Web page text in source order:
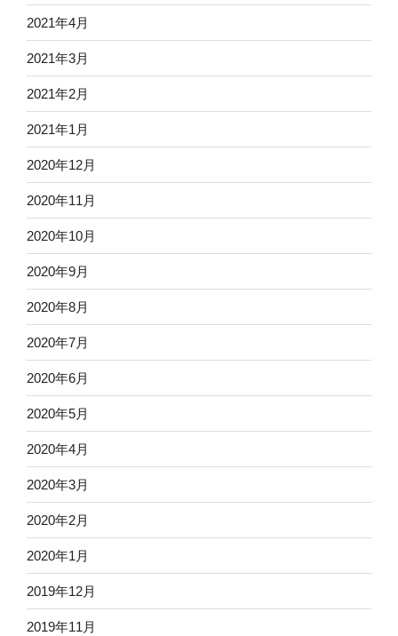
2021年4月
2021年3月
2021年2月
2021年1月
2020年12月
2020年11月
2020年10月
2020年9月
2020年8月
2020年7月
2020年6月
2020年5月
2020年4月
2020年3月
2020年2月
2020年1月
2019年12月
2019年11月